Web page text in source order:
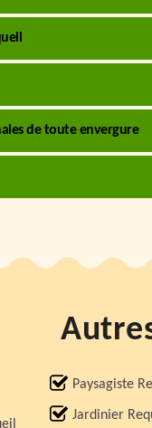
de toute envergure
Paysagiste
Jardinier